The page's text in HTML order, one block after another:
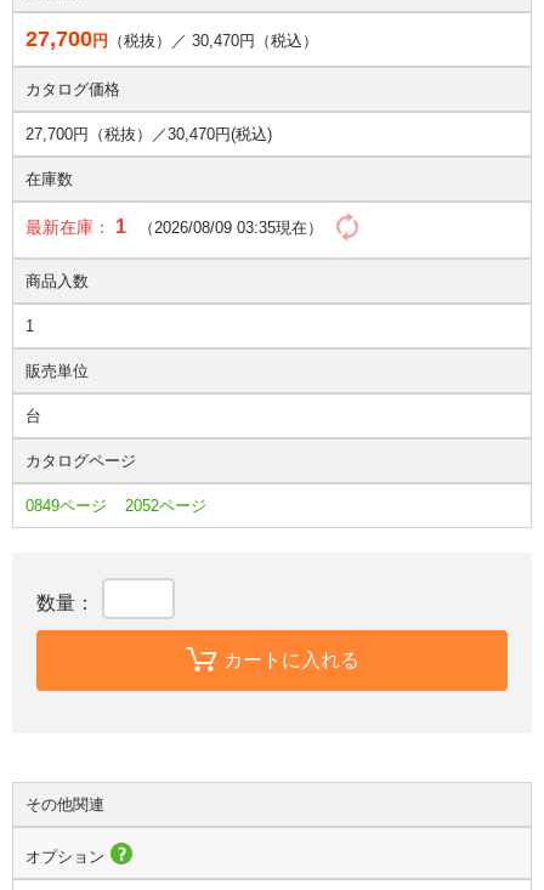
27,700円 （税抜）／ 30,470円（税込）
カタログ価格
27,700円（税抜）／30,470円(税込)
在庫数
最新在庫： 1 （2026/08/09 03:35現在）
商品入数
1
販売単位
台
カタログページ
0849ページ 2052ページ
数量：
カートに入れる
その他関連
オプション